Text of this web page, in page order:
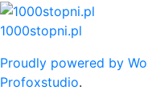
Skip
to
1000stopni.pl
Proudly powered by
Profoxstudio.